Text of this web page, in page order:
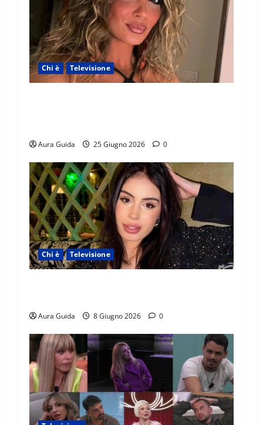
Chi è Televisione
Aura Guida 25 Giugno 2026 0
Chi è Televisione
Aura Guida 8 Giugno 2026 0